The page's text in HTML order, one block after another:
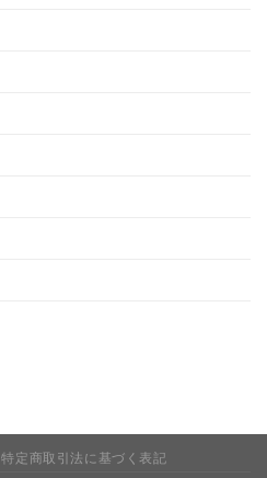
特定商取引法に基づく表記